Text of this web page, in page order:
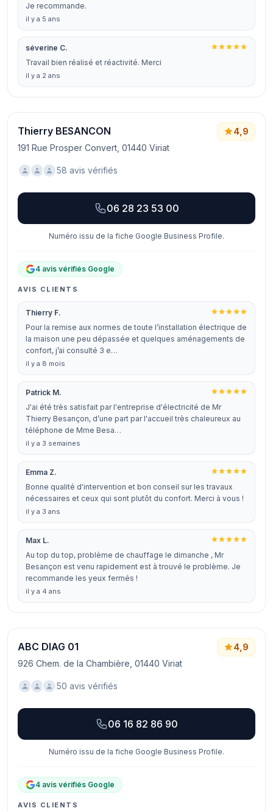
Je recommande.
il y a 5 ans
séverine C.
Travail bien réalisé et réactivité. Merci
il y a 2 ans
Thierry BESANCON
191 Rue Prosper Convert, 01440 Viriat
4,9
58 avis vérifiés
06 28 23 53 00
Numéro issu de la fiche Google Business Profile.
4 avis vérifiés Google
AVIS CLIENTS
Thierry F.
Pour la remise aux normes de toute l’installation électrique de
la maison une peu dépassée et quelques aménagements de
confort, j’ai consulté 3 e…
il y a 8 mois
Patrick M.
J'ai été très satisfait par l'entreprise d'électricité de Mr
Thierry Besançon, d’une part par l'accueil très chaleureux au
téléphone de Mme Besa…
il y a 3 semaines
Emma Z.
Bonne qualité d'intervention et bon conseil sur les travaux
nécessaires et ceux qui sont plutôt du confort. Merci à vous !
il y a 3 ans
Max L.
Au top du top, problème de chauffage le dimanche , Mr
Besançon est venu rapidement est à trouvé le problème. Je
recommande les yeux fermés !
il y a 4 ans
ABC DIAG 01
926 Chem. de la Chambière, 01440 Viriat
4,9
50 avis vérifiés
06 16 82 86 90
Numéro issu de la fiche Google Business Profile.
4 avis vérifiés Google
AVIS CLIENTS